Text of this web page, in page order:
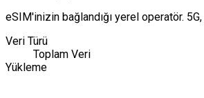
eSIM'inizin bağlandığı yerel operatör.
Veri Türü
Toplam Veri
Yükleme